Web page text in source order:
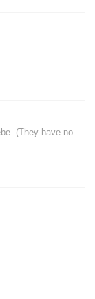
(They have no